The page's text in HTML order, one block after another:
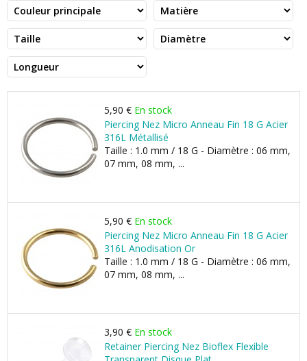
5,90 € En stock
Piercing Nez Micro Anneau Fin 18 G Acier
316L Métallisé
Taille : 1.0 mm / 18 G - Diamètre : 06 mm,
07 mm, 08 mm, ...
5,90 € En stock
Piercing Nez Micro Anneau Fin 18 G Acier
316L Anodisation Or
Taille : 1.0 mm / 18 G - Diamètre : 06 mm,
07 mm, 08 mm, ...
3,90 € En stock
Retainer Piercing Nez Bioflex Flexible